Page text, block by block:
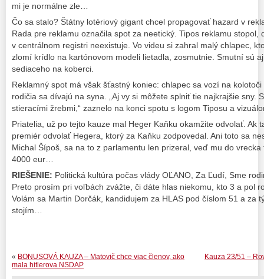
mi je normálne zle…
Čo sa stalo? Štátny lotériový gigant chcel propagovať hazard v
Rada pre reklamu označila spot za neetický. Tipos reklamu stopol,
v centrálnom registri neexistuje. Vo videu si zahral malý chlapec,
zlomí krídlo na kartónovom modeli lietadla, zosmutnie. Smutní sú
sediaceho na koberci.
Reklamný spot má však šťastný koniec: chlapec sa vozí na
rodičia sa dívajú na syna. „Aj vy si môžete splniť tie najkrajšie sny.
stieracími žrebmi,“ zaznelo na konci spotu s logom Tiposu a
Priatelia, už po tejto kauze mal Heger Kaňku okamžite odvolať. Ak
premiér odvolať Hegera, ktorý za Kaňku zodpovedal. Ani toto sa
Michal Šípoš, sa na to z parlamentu len prizeral, veď mu do
4000 eur…
RIEŠENIE: Politická kultúra počas vlády OĽANO, Za Ľudí, Sme
Preto prosím pri voľbách zvážte, či dáte hlas niekomu, kto 3 a pol
Volám sa Martin Dorčák, kandidujem za HLAS pod číslom 51 a za
stojím…
Kauza 23/51 –
« BONUSOVÁ KAUZA – Matovič chce viac členov, ako
mala hitlerova NSDAP